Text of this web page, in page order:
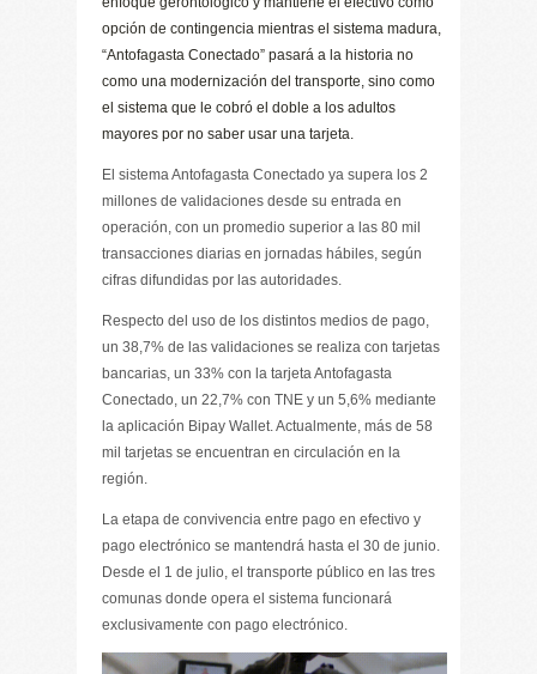
opción de contingencia mientras el sistema madura,
“Antofagasta Conectado” pasará a la historia no
como una modernización del transporte, sino como
el sistema que le cobró el doble a los adultos
mayores por no saber usar una tarjeta.
El sistema Antofagasta Conectado ya supera los 2
millones de validaciones desde su entrada en
operación, con un promedio superior a las 80 mil
transacciones diarias en jornadas hábiles, según
cifras difundidas por las autoridades.
Respecto del uso de los distintos medios de pago,
un 38,7% de las validaciones se realiza con tarjetas
bancarias, un 33% con la tarjeta Antofagasta
Conectado, un 22,7% con TNE y un 5,6% mediante
la aplicación Bipay Wallet. Actualmente, más de 58
mil tarjetas se encuentran en circulación en la
región.
La etapa de convivencia entre pago en efectivo y
pago electrónico se mantendrá hasta el 30 de junio.
Desde el 1 de julio, el transporte público en las tres
comunas donde opera el sistema funcionará
exclusivamente con pago electrónico.